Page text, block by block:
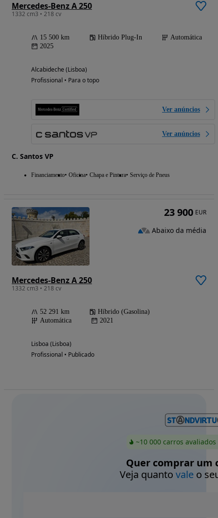
Mercedes-Benz A 250
1332 cm3 • 218 cv
15 500 km Híbrido Plug-In
Automática
2025
Alcabideche (Lisboa)
Profissional • Para o topo
Ver anúncios
Ver anúncios
C. Santos VP
Financiamento Oficina Chapa e Pintura Serviço de Pneus
Mercedes-Benz A 250
1332 cm3 • 218 cv
52 291 km
Híbrido (Gasolina)
Automática
2021
Lisboa (Lisboa)
Profissional • Publicado
23 900 EUR
Abaixo da média
~10 000 carros
Quer comprar um
Veja quanto valeo